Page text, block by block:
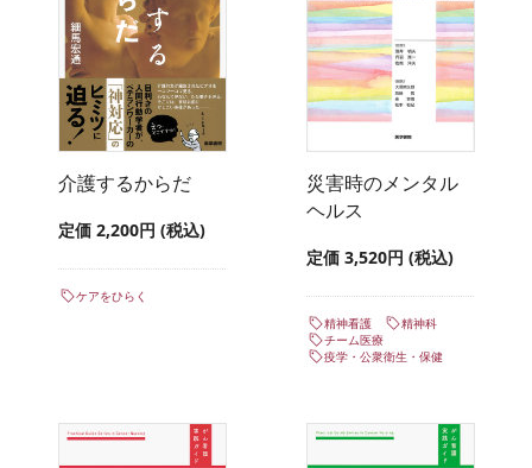
介護するからだ
定価 2,200円 (税込)
ケアをひらく
災害時のメンタル
ヘルス
定価 3,520円 (税込)
精神看護
精神科
チーム医療
疫学・公衆衛生・保健